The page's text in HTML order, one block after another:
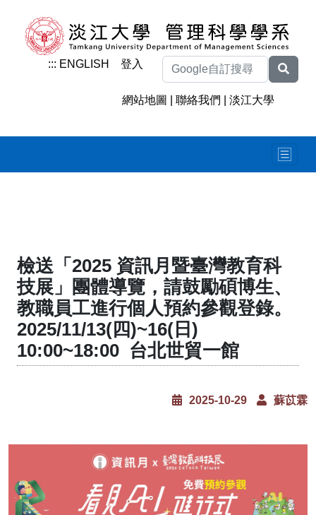
::: ENGLISH 登入
網站地圖 |聯絡我們 |淡江大學
檢送「2025 資訊月暨臺灣教育科
技展」團體導覽，請鼓勵碩博生、
教職員工進行個人預約參觀登錄。
2025/11/13(四)~16(日)
10:00~18:00 台北世貿一館
2025-10-29 蘇苡霖